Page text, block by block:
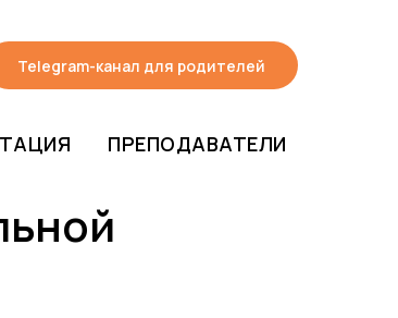
Telegram-канал для родителей
ПРЕПОДАВАТЕЛИ